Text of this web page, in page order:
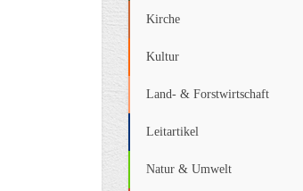
Kirche
Kultur
Land- & Forstwirtschaft
Leitartikel
Natur & Umwelt